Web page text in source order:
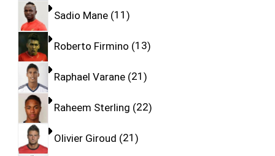
Sadio Mane 11
Roberto Firmino 13
Raphael Varane 21
Raheem Sterling 22
Olivier Giroud 21